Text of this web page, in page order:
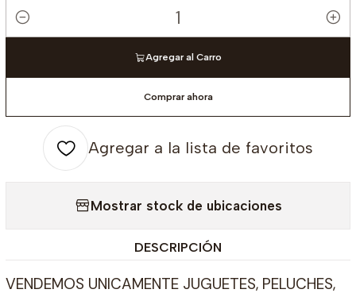
Cantidad
Agregar al Carro
Comprar ahora
Agregar a la lista de favoritos
Mostrar stock de ubicaciones
DESCRIPCIÓN
VENDEMOS UNICAMENTE JUGUETES, PELUCHES,